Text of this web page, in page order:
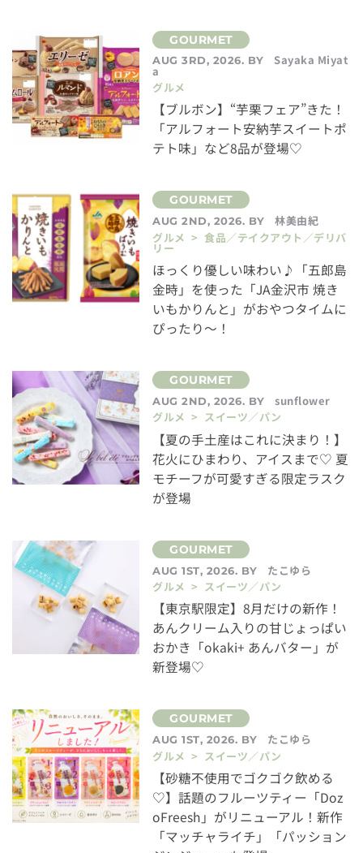
AUG 3RD, 2026. BY Sayaka Miyat
a
グルメ
【ブルボン】“芋栗フェア”きた！
「アルフォート安納芋スイートポ
テト味」など8品が登場♡
AUG 2ND, 2026. BY
林美由紀
グルメ > 食品／テイクアウト／デリバ
リー
ほっくり優しい味わい♪「五郎島
金時」を使った「JA金沢市 焼き
いもかりんと」がおやつタイムに
ぴったり～！
AUG 2ND, 2026. BY
sunflower
グルメ > スイーツ／パン
【夏の手土産はこれに決まり！】
花火にひまわり、アイスまで♡ 夏
モチーフが可愛すぎる限定ラスク
が登場
AUG 1ST, 2026. BY
たこゆら
グルメ > スイーツ／パン
【東京駅限定】8月だけの新作！
あんクリーム入りの甘じょっぱい
おかき「okaki+ あんバター」が
新登場♡
AUG 1ST, 2026. BY
たこゆら
グルメ > スイーツ／パン
【砂糖不使用でゴクゴク飲める
♡】話題のフルーツティー「Doz
oFreesh」がリニューアル！新作
「マッチャライチ」「パッション